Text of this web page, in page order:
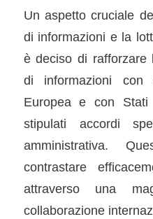
Un aspetto cruciale
di informazioni e la
è deciso di rafforzare
di informazioni con
Europea e con
stipulati accordi
amministrativa.
contrastare
attraverso una
collaborazione